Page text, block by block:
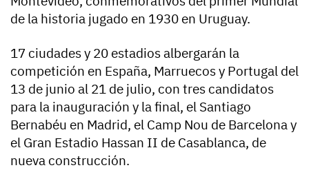
de la historia jugado en 1930 en Uruguay.
17 ciudades y 20 estadios albergarán la
competición en España, Marruecos y Portugal del
13 de junio al 21 de julio, con tres candidatos
para la inauguración y la final, el Santiago
Bernabéu en Madrid, el Camp Nou de Barcelona y
el Gran Estadio Hassan II de Casablanca, de
nueva construcción.